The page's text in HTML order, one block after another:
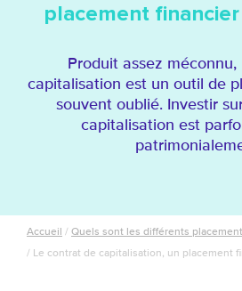
placement
Produit assez
capitalisation est un outil de
souvent oublié. Investir
capitalisation est
Accueil / Quels sont les différents
/ Le contrat de capitalisation, un placement